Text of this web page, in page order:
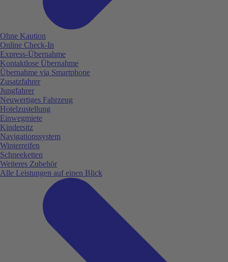
Ohne Kaution
Online Check-In
Express-Übernahme
Kontaktlose Übernahme
Übernahme via Smartphone
Zusatzfahrer
Jungfahrer
Neuwertiges Fahrzeug
Hotelzustellung
Einwegmiete
Kindersitz
Navigationssystem
Winterreifen
Schneeketten
Weiteres Zubehör
Alle Leistungen auf einen Blick